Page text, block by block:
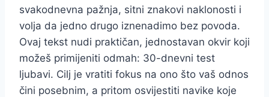
svakodnevna pažnja, sitni znakovi naklonosti i
volja da jedno drugo iznenadimo bez povoda.
Ovaj tekst nudi praktičan, jednostavan okvir koji
možeš primijeniti odmah: 30-dnevni test
ljubavi. Cilj je vratiti fokus na ono što vaš odnos
čini posebnim, a pritom osvijestiti navike koje